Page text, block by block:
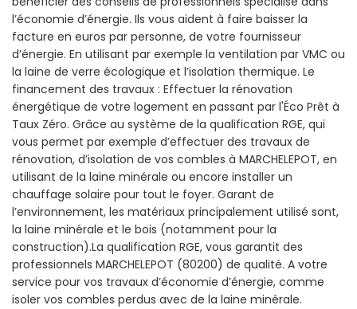
l’économie d’énergie. Ils vous aident à faire baisser la
facture en euros par personne, de votre fournisseur
d’énergie. En utilisant par exemple la ventilation par VMC ou
la laine de verre écologique et l’isolation thermique. Le
financement des travaux : Effectuer la rénovation
énergétique de votre logement en passant par l'Éco Prêt à
Taux Zéro. Grâce au système de la qualification RGE, qui
vous permet par exemple d’effectuer des travaux de
rénovation, d’isolation de vos combles à MARCHELEPOT, en
utilisant de la laine minérale ou encore installer un
chauffage solaire pour tout le foyer. Garant de
l’environnement, les matériaux principalement utilisé sont,
la laine minérale et le bois (notamment pour la
construction).La qualification RGE, vous garantit des
professionnels MARCHELEPOT (80200) de qualité. A votre
service pour vos travaux d’économie d’énergie, comme
isoler vos combles perdus avec de la laine minérale.